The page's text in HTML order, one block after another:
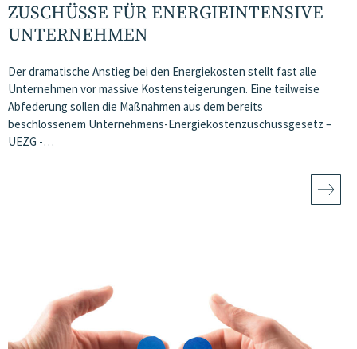
ZUSCHÜSSE FÜR ENERGIEINTENSIVE
UNTERNEHMEN
Der dramatische Anstieg bei den Energiekosten stellt fast alle
Unternehmen vor massive Kostensteigerungen. Eine teilweise
Abfederung sollen die Maßnahmen aus dem bereits
beschlossenem Unternehmens-Energiekostenzuschussgesetz –
UEZG -…